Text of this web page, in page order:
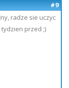
#9
radze sie uczyc
przed ;)